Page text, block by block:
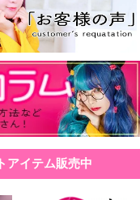
アイテム販売中